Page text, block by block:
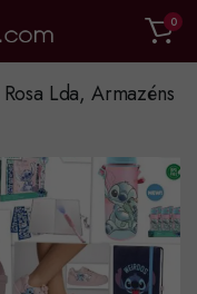
0
Lda, Armazéns